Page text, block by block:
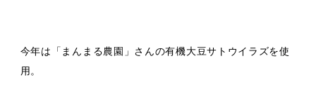
今年は「まんまる農園」さんの有機大豆サトウイラズを使
用。